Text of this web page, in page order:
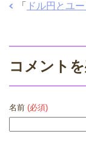
「 ドル円とユ
コメント
名前 (必須)